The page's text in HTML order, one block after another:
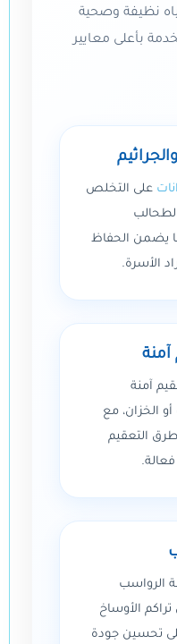
نظيفة وصحية
بأعلى معايير
على التخلص
يضمن الحفاظ
الأسرة.
آمنة
الخزان، مع
التعقيم
الرواسب
تراكم الأوساخ
تحسين جودة